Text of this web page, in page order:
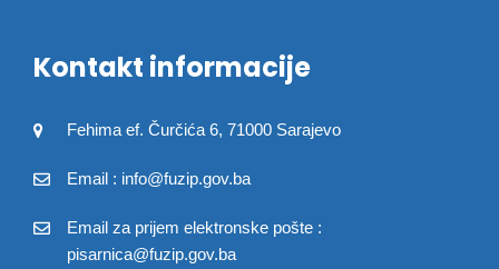
Kontakt informacije
Fehima ef. Čurčića 6, 71000 Sarajevo
Email : info@fuzip.gov.ba
Email za prijem elektronske pošte :
pisarnica@fuzip.gov.ba